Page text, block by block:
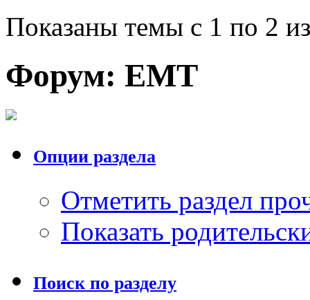
Показаны темы с 1 по 2
Форум: EMT
Опции раздела
Отметить раздел
Показать
Поиск по разделу